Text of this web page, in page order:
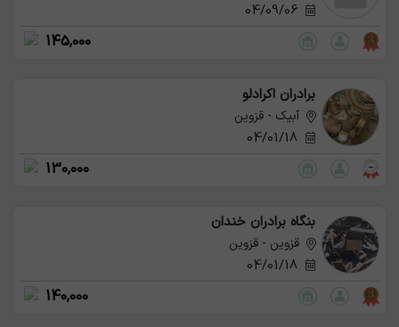
04/09/06
145,000
برادران اکرادلو
آبیک - قزوین
04/01/18
130,000
بنگاه برادران خندان
قزوین - قزوین
04/01/18
140,000